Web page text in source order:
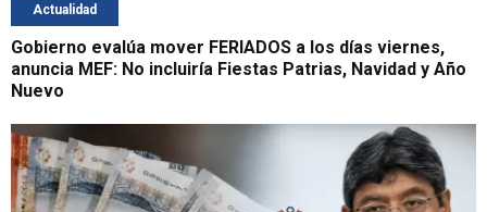
Actualidad
Gobierno evalúa mover FERIADOS a los días viernes,
anuncia MEF: No incluiría Fiestas Patrias, Navidad y Año
Nuevo